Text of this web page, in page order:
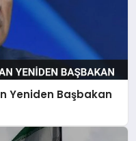
Yeniden Başbakan